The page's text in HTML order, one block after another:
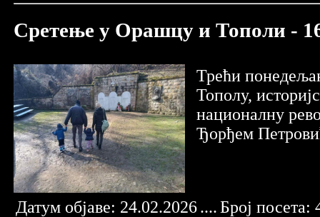
Сретење у Орашцу и Тополи -
Трећи
Тополу,
националну
Ђорђем
Датум објаве: 24.02.2026....Број посета: